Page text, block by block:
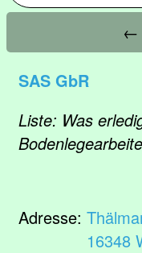
←
SAS GbR
Liste: Was
Adresse:
16348